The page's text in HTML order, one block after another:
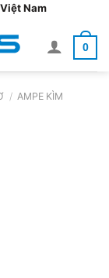
Nam
0
/ AMPE KÌM